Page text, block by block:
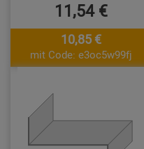
11,54 €
10,85 €
mit Code: e3oc5w99fj